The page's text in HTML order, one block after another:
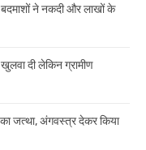
ने नकदी और लाखों के
दी लेकिन ग्रामीण
का जत्था, अंगवस्त्र देकर किया